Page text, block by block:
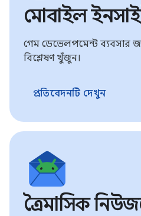
মোবাইল
গেম ডেভেলপমেন্ট ব্যবসার
বিশ্লেষণ খুঁজুন।
প্রতিবেদনটি দেখুন
ত্রৈমাসিক